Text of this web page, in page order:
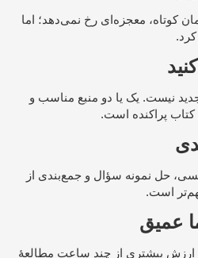
کوتاه، معجزه‌ای رخ نمی‌دهد؛ اما
نیست. یک یا دو منبع مناسب و
کتاب پراکنده است.
حل نمونه سؤال و جمع‌بندی از
است.
تمرکز، ارزش بیشتری از چند ساعت مطالعهٔ